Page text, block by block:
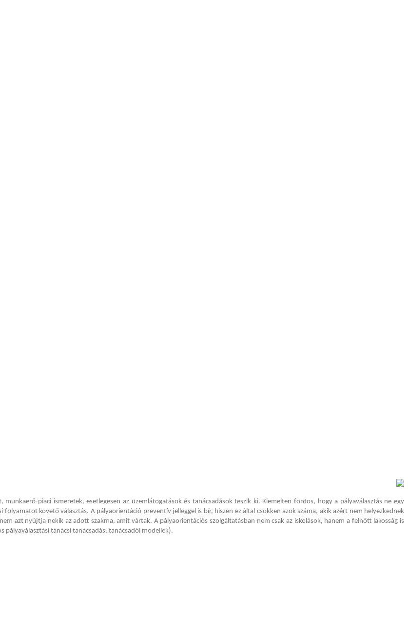
piaci ismeretek, esetlegesen az üzemlátogatások és tanácsadások teszik ki. Kiemelten fontos, hogy a pályaválasztás ne egy
követő választás. A pályaorientáció preventív jelleggel is bír, hiszen ez által csökken azok száma, akik azért nem helyezkednek
azt nyújtja nekik az adott szakma, amit vártak. A pályaorientációs szolgáltatásban nem csak az iskolások, hanem a felnőtt lakosság is
pályaválasztási tanácsi tanácsadás, tanácsadói modellek).